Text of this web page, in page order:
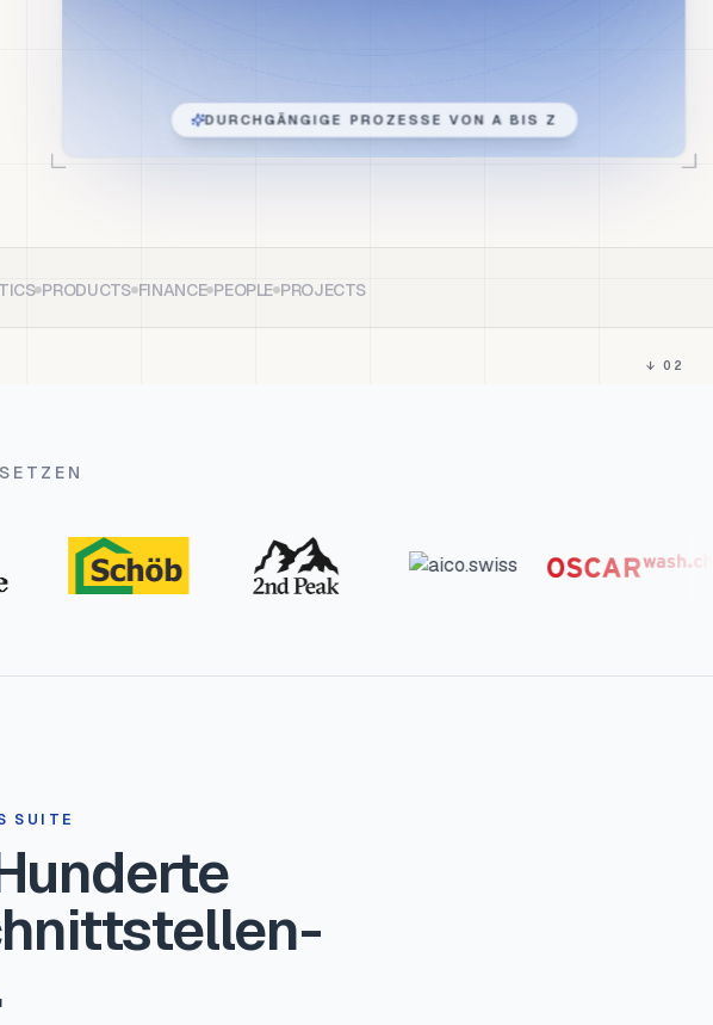
DURCHGÄNGIGE PROZESSE VON A BIS Z
PRODUCTS FINANCE PEOPLE PROJECTS
↓ 02
SUITE